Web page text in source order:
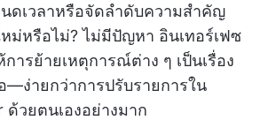
ดเวลาหรือจัดลำดับความสำคัญ
ม่หรือไม่? ไม่มีปัญหา อินเทอร์เฟซ
ารย้ายเหตุการณ์ต่าง ๆ เป็นเรื่อง
—ง่ายกว่าการปรับรายการใน
ด้วยตนเองอย่างมาก